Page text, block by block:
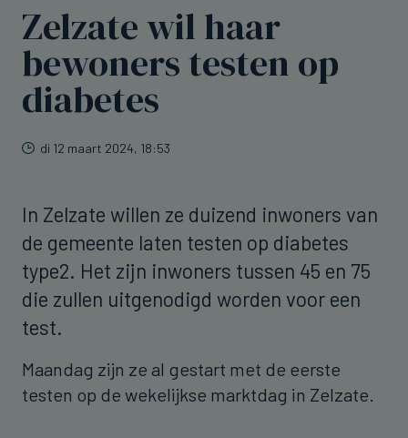
Zelzate wil haar
bewoners testen op
diabetes
di 12 maart 2024, 18:53
In Zelzate willen ze duizend inwoners van
de gemeente laten testen op diabetes
type2. Het zijn inwoners tussen 45 en 75
die zullen uitgenodigd worden voor een
test.
Maandag zijn ze al gestart met de eerste
testen op de wekelijkse marktdag in Zelzate.